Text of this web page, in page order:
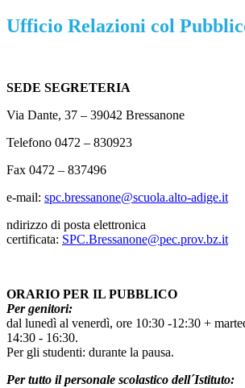
Ufficio Relazioni col
SEDE SEGRETERIA
Via Dante, 37 – 39042 Bressanone
Telefono 0472 – 830923
Fax 0472 – 837496
e-mail: spc.bressanone@scuola.alto-adige.it
ndirizzo di posta elettronica
certificata: SPC.Bressanone@pec.prov.bz.it
ORARIO PER IL PUBBLICO
Per genitori:
dal lunedì al venerdì, ore 10:30 -12:30 +
14:30 - 16:30.
Per gli studenti: durante la pausa.
Per tutto il personale scolastico dell´Istituto: